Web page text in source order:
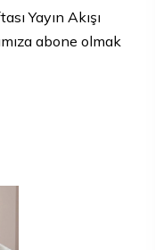
Yayın Akışı
abone olmak